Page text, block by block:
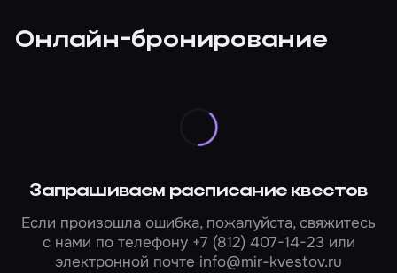
Онлайн-бронирование
Запрашиваем расписание квестов
Если произошла ошибка, пожалуйста, свяжитесь
с нами по телефону +7 (812) 407-14-23или
электронной почте info@mir-kvestov.ru